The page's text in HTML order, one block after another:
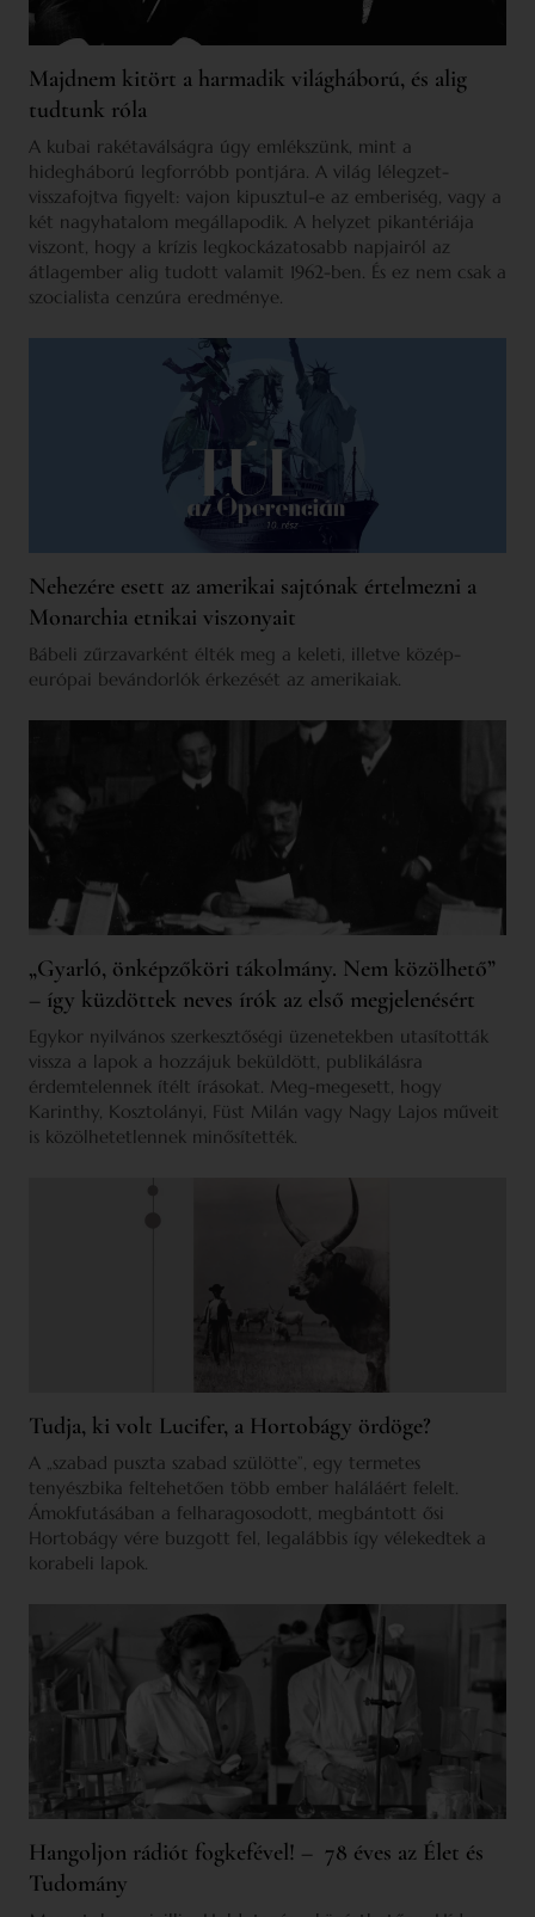
Majdnem kitört a harmadik világháború, és alig
tudtunk róla
A kubai rakétaválságra úgy emlékszünk, mint a
hidegháború legforróbb pontjára. A világ lélegzet-
visszafojtva figyelt: vajon kipusztul-e az emberiség, vagy a
két nagyhatalom megállapodik. A helyzet pikantériája
viszont, hogy a krízis legkockázatosabb napjairól az
átlagember alig tudott valamit 1962-ben. És ez nem csak a
szocialista cenzúra eredménye.
Nehezére esett az amerikai sajtónak értelmezni a
Monarchia etnikai viszonyait
Bábeli zűrzavarként élték meg a keleti, illetve közép-
európai bevándorlók érkezését az amerikaiak.
„Gyarló, önképzőköri tákolmány. Nem közölhető”
– így küzdöttek neves írók az első megjelenésért
Egykor nyilvános szerkesztőségi üzenetekben utasították
vissza a lapok a hozzájuk beküldött, publikálásra
érdemtelennek ítélt írásokat. Meg-megesett, hogy
Karinthy, Kosztolányi, Füst Milán vagy Nagy Lajos műveit
is közölhetetlennek minősítették.
Tudja, ki volt Lucifer, a Hortobágy ördöge?
A „szabad puszta szabad szülötte”, egy termetes
tenyészbika feltehetően több ember haláláért felelt.
Ámokfutásában a felharagosodott, megbántott ősi
Hortobágy vére buzgott fel, legalábbis így vélekedtek a
korabeli lapok.
Hangoljon rádiót fogkefével! – 78 éves az Élet és
Tudomány